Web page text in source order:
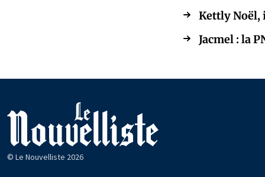
Kettly Noël,
Jacmel : la
© Le Nouvelliste 2026